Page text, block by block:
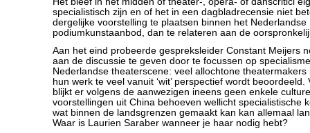
specialistisch zijn en of het in een dagbladrecensie niet
dergelijke voorstelling te plaatsen binnen het Nederlandse
podiumkunstaanbod, dan te relateren aan de
Aan het eind probeerde gespreksleider Constant Meijers
aan de discussie te geven door te focussen op
Nederlandse theaterscene: veel allochtone
hun werk te veel vanuit ‘wit’ perspectief wordt
blijkt er volgens de aanwezigen ineens geen enkele
voorstellingen uit China behoeven wellicht specialistische
wat binnen de landsgrenzen gemaakt kan kan allemaal
Waar is Laurien Saraber wanneer je haar nodig hebt?